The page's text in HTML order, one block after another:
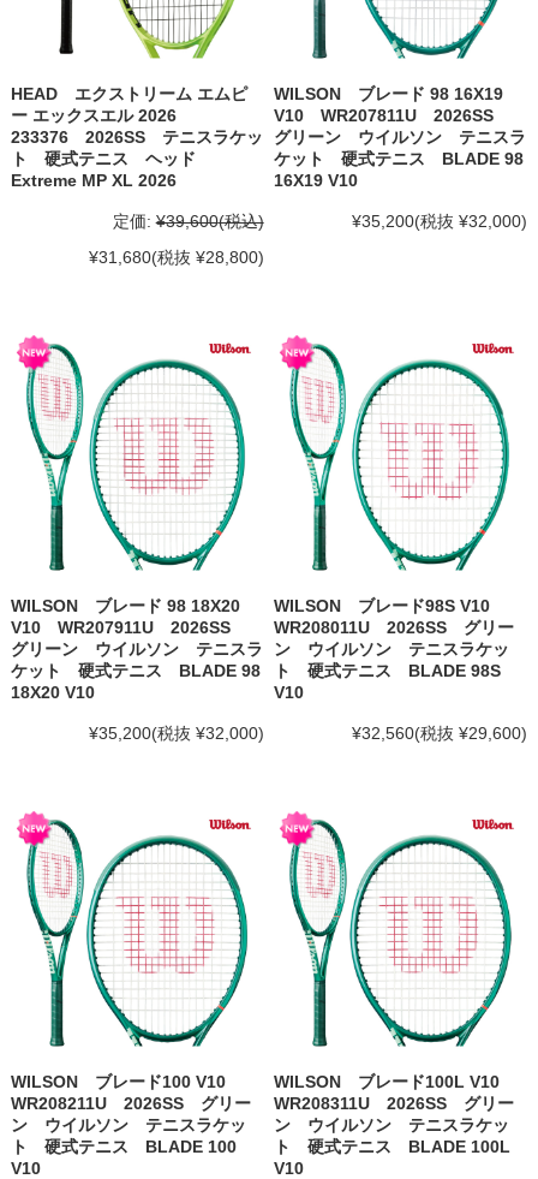
HEAD エクストリーム エムピ
ー エックスエル 2026
233376 2026SS テニスラケッ
ト 硬式テニス ヘッド
Extreme MP XL 2026
定価: ¥39,600(税込)
¥31,680(税抜 ¥28,800)
WILSON ブレード 98 16X19
V10 WR207811U 2026SS
グリーン ウイルソン テニスラ
ケット 硬式テニス BLADE 98
16X19 V10
¥35,200(税抜 ¥32,000)
WILSON ブレード 98 18X20
V10 WR207911U 2026SS
グリーン ウイルソン テニスラ
ケット 硬式テニス BLADE 98
18X20 V10
¥35,200(税抜 ¥32,000)
WILSON ブレード98S V10
WR208011U 2026SS グリー
ン ウイルソン テニスラケッ
ト 硬式テニス BLADE 98S
V10
¥32,560(税抜 ¥29,600)
WILSON ブレード100 V10
WR208211U 2026SS グリー
ン ウイルソン テニスラケッ
ト 硬式テニス BLADE 100
V10
WILSON ブレード100L V10
WR208311U 2026SS グリー
ン ウイルソン テニスラケッ
ト 硬式テニス BLADE 100L
V10